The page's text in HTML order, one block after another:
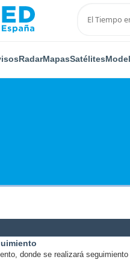
RadarMapasSatélites
donde se realizará